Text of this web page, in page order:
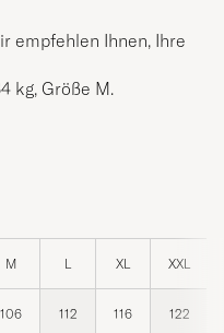
empfehlen Ihnen, Ihre
kg, Größe M.
M L XL XXL
106 112 116 122